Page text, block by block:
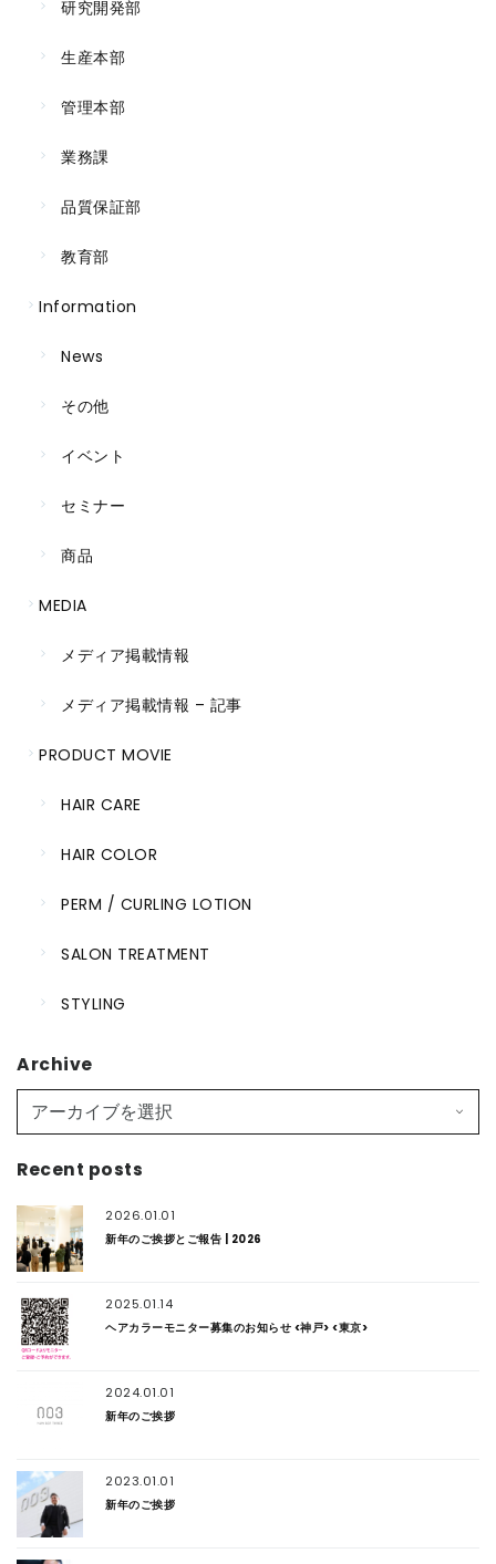
研究開発部
生産本部
管理本部
業務課
品質保証部
教育部
Information
News
その他
イベント
セミナー
商品
MEDIA
メディア掲載情報
メディア掲載情報 – 記事
PRODUCT MOVIE
HAIR CARE
HAIR COLOR
PERM / CURLING LOTION
SALON TREATMENT
STYLING
Archive
Recent posts
2026.01.01
新年のご挨拶とご報告 | 2026
2025.01.14
ヘアカラーモニター募集のお知らせ <神戸> <東京>
2024.01.01
新年のご挨拶
2023.01.01
新年のご挨拶